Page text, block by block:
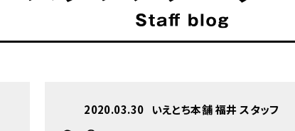
2020.03.30 いえとち本舗 福井 スタッフ